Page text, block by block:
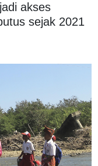
akses
sejak 2021